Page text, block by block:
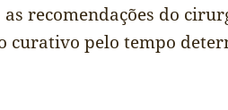
as recomendações do
curativo pelo tempo